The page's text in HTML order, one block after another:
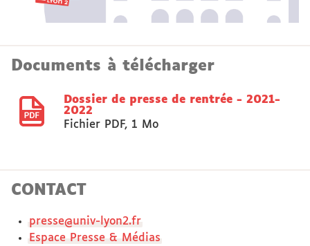
Documents à télécharger
Dossier de presse de rentrée - 2021-
2022
Fichier PDF, 1 Mo
CONTACT
presse@univ-lyon2.fr
Espace Presse & Médias